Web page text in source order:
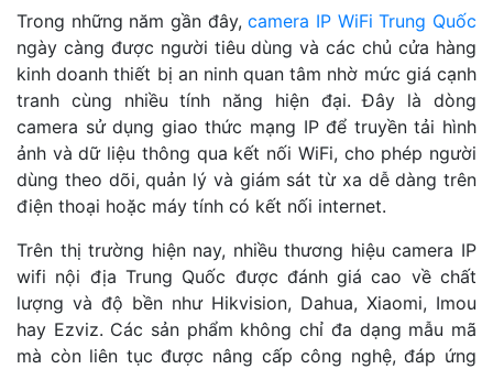
Trong những năm gần đây,camera IP WiFi Trung Quốc
ngày càng được người tiêu dùng và các chủ cửa hàng
kinh doanh thiết bị an ninh quan tâm nhờ mức giá cạnh
tranh cùng nhiều tính năng hiện đại. Đây là dòng
camera sử dụng giao thức mạng IP để truyền tải hình
ảnh và dữ liệu thông qua kết nối WiFi, cho phép người
dùng theo dõi, quản lý và giám sát từ xa dễ dàng trên
điện thoại hoặc máy tính có kết nối internet.
Trên thị trường hiện nay, nhiều thương hiệu camera IP
wifi nội địa Trung Quốc được đánh giá cao về chất
lượng và độ bền như Hikvision, Dahua, Xiaomi, Imou
hay Ezviz. Các sản phẩm không chỉ đa dạng mẫu mã
mà còn liên tục được nâng cấp công nghệ, đáp ứng